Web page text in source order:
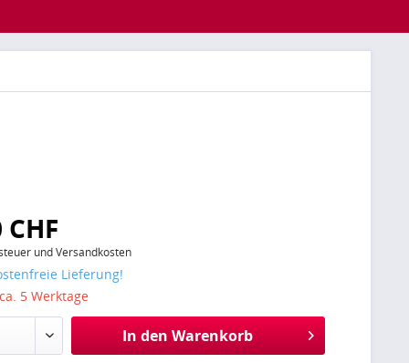
und Versandkosten
Lieferung!
5 Werktage
In den Warenkorb